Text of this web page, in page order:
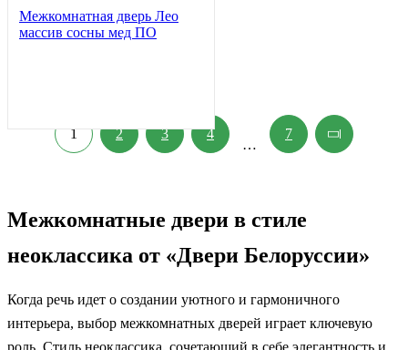
Межкомнатная дверь Лео
массив сосны мед ПО
1 2 3 4
…
7
Межкомнатные двери в стиле
неоклассика от «Двери Белоруссии»
Когда речь идет о создании уютного и гармоничного
интерьера, выбор межкомнатных дверей играет ключевую